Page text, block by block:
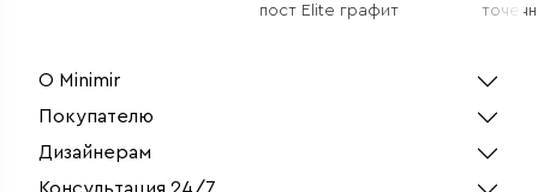
пост Elite графит
О Minimir
Покупателю
Дизайнерам